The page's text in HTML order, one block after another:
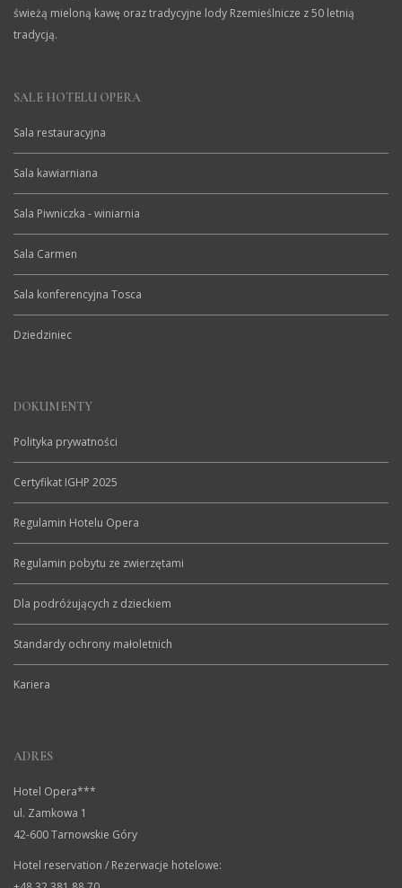
świeżą mieloną kawę oraz tradycyjne lody Rzemieślnicze z 50 letnią
tradycją.
SALE HOTELU OPERA
Sala restauracyjna
Sala kawiarniana
Sala Piwniczka - winiarnia
Sala Carmen
Sala konferencyjna Tosca
Dziedziniec
DOKUMENTY
Polityka prywatności
Certyfikat IGHP 2025
Regulamin Hotelu Opera
Regulamin pobytu ze zwierzętami
Dla podróżujących z dzieckiem
Standardy ochrony małoletnich
Kariera
ADRES
Hotel Opera***
ul. Zamkowa 1
42-600 Tarnowskie Góry
Hotel reservation / Rezerwacje hotelowe: